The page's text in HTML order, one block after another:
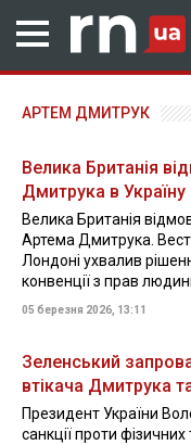
АРТЕМ ДМИТРУК
Велика Британія
Дмитрука в Україну
Велика Британія
Артема Дмитрука.
Лондоні ухвалив
конвенції з прав
05 березня 2026, 13:11
Зеленський
втікача Дмитрука
Президент України
санкції проти